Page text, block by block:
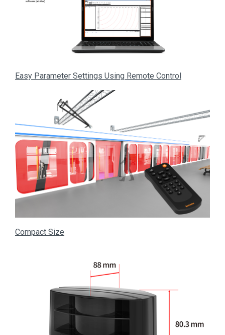
Easy Parameter Settings Using Remote Control
Compact Size